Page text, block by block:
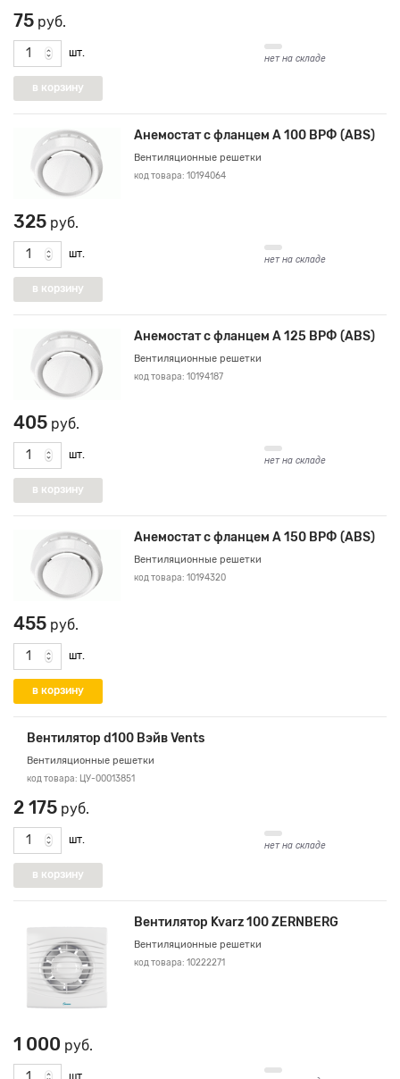
75 руб.
шт. нет на складе
Анемостат с фланцем А 100 ВРФ (ABS)
Вентиляционные решетки
код товара: 10194064
325 руб.
шт. нет на складе
Анемостат с фланцем А 125 ВРФ (ABS)
Вентиляционные решетки
код товара: 10194187
405 руб.
шт. нет на складе
Анемостат с фланцем А 150 ВРФ (ABS)
Вентиляционные решетки
код товара: 10194320
455 руб.
шт.
Вентилятор d100 Вэйв Vents
Вентиляционные решетки
код товара: ЦУ-00013851
2 175 руб.
шт. нет на складе
Вентилятор Kvarz 100 ZERNBERG
Вентиляционные решетки
код товара: 10222271
1 000 руб.